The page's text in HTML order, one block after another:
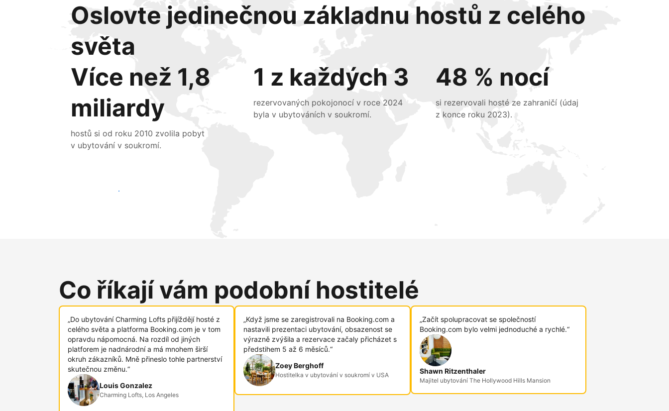
Oslovte jedinečnou základnu hostů z celého
světa
Více než 1,8
miliardy
hostů si od roku 2010 zvolila pobyt
v ubytování v soukromí.
1 z každých 3
rezervovaných pokojonocí v roce 2024
byla v ubytováních v soukromí.
48 % nocí
si rezervovali hosté ze zahraničí (údaj
z konce roku 2023).
Oslovit nové hosty už dnes
Co říkají vám podobní hostitelé
„Do ubytování Charming Lofts přijíždějí hosté z
celého světa a platforma Booking.com je v tom
opravdu nápomocná. Na rozdíl od jiných
platforem je nadnárodní a má mnohem širší
okruh zákazníků. Mně přineslo tohle partnerství
skutečnou změnu.“
Louis Gonzalez
Charming Lofts, Los Angeles
„Když jsme se zaregistrovali na Booking.com a
nastavili prezentaci ubytování, obsazenost se
výrazně zvýšila a rezervace začaly přicházet s
předstihem 5 až 6 měsíců.“
Zoey Berghoff
Hostitelka v ubytování v soukromí v USA
„Začít spolupracovat se společností
Booking.com bylo velmi jednoduché a rychlé.“
Shawn Ritzenthaler
Majitel ubytování The Hollywood Hills Mansion